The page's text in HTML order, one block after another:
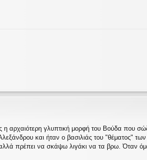
αρχαιότερη γλυπτική μορφή του Βούδα που
και ήταν ο βασιλιάς του "θέματος" των
αλλά πρέπει να σκάψω λιγάκι να τα βρω. Όταν